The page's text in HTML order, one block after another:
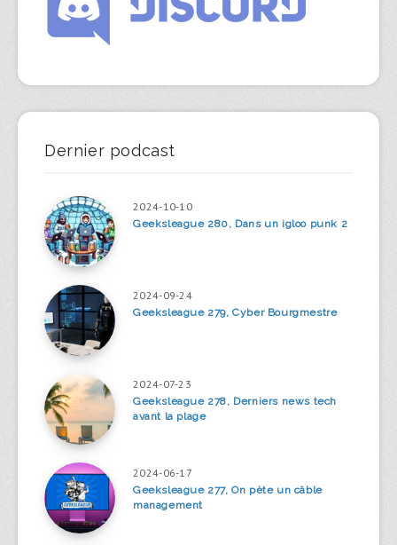
Dernier podcast
2024-10-10
Geeksleague 280, Dans un igloo punk 2
2024-09-24
Geeksleague 279, Cyber Bourgmestre
2024-07-23
Geeksleague 278, Derniers news tech
avant la plage
2024-06-17
Geeksleague 277, On pète un câble
management